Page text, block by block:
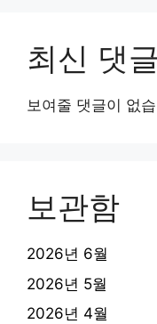
최신 댓글
보여줄 댓글이 없
보관함
2026년 6월
2026년 5월
2026년 4월